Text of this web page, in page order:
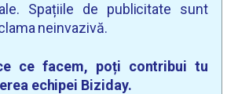
Spațiile de publicitate sunt
neinvazivă.
ce facem, poți contribui tu
echipei Biziday.